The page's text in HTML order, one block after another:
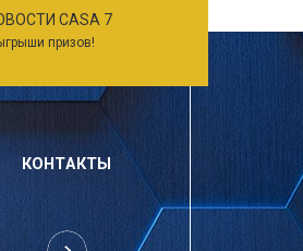
CASA 7
призов!
КОНТАКТЫ